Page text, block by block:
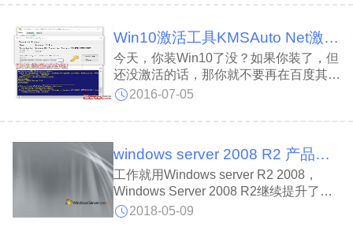
节省开支，大部分用户会在
Win10激活工具KMSAuto Net激活工具使用指南（亲测有效）
今天，你装Win10了没？如果你装了，但
还没激活的话，那你就不要再在百度其它
工具了，小编这有一款能完美激活Win10
演示如何轻松激活Win10。在此先附上激
活工具 KMSAuto Net激活工具
2016-07-05
windows server 2008 R2 产品密钥
工作就用Windows server R2 2008，
Windows Server 2008 R2继续提升了虚
拟化、系统管理弹性、网络存取方式，以
2018-05-09